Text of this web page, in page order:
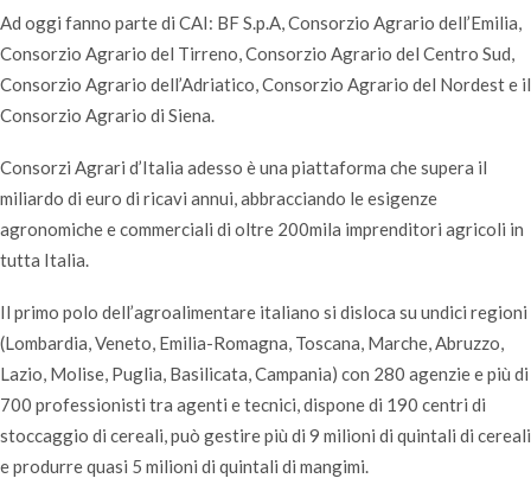
Ad oggi fanno parte di CAI: BF S.p.A, Consorzio Agrario dell’Emilia,
Consorzio Agrario del Tirreno, Consorzio Agrario del Centro Sud,
Consorzio Agrario dell’Adriatico, Consorzio Agrario del Nordest e il
Consorzio Agrario di Siena.
Consorzi Agrari d’Italia adesso è una piattaforma che supera il
miliardo di euro di ricavi annui, abbracciando le esigenze
agronomiche e commerciali di oltre 200mila imprenditori agricoli in
tutta Italia.
Il primo polo dell’agroalimentare italiano si disloca su undici regioni
(Lombardia, Veneto, Emilia-Romagna, Toscana, Marche, Abruzzo,
Lazio, Molise, Puglia, Basilicata, Campania) con 280 agenzie e più di
700 professionisti tra agenti e tecnici, dispone di 190 centri di
stoccaggio di cereali, può gestire più di 9 milioni di quintali di cereali
e produrre quasi 5 milioni di quintali di mangimi.